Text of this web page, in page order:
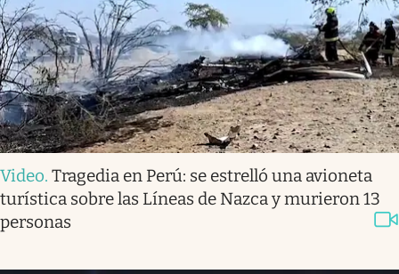
Video. Tragedia en Perú: se estrelló una avioneta
turística sobre las Líneas de Nazca y murieron 13
personas